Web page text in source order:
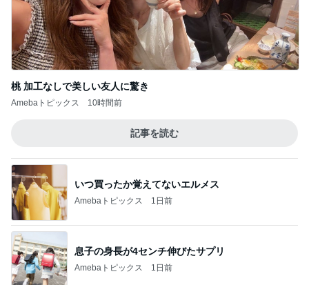
桃 加工なしで美しい友人に驚き
Amebaトピックス 10時間前
記事を読む
いつ買ったか覚えてないエルメス
Amebaトピックス 1日前
息子の身長が4センチ伸びたサプリ
Amebaトピックス 1日前